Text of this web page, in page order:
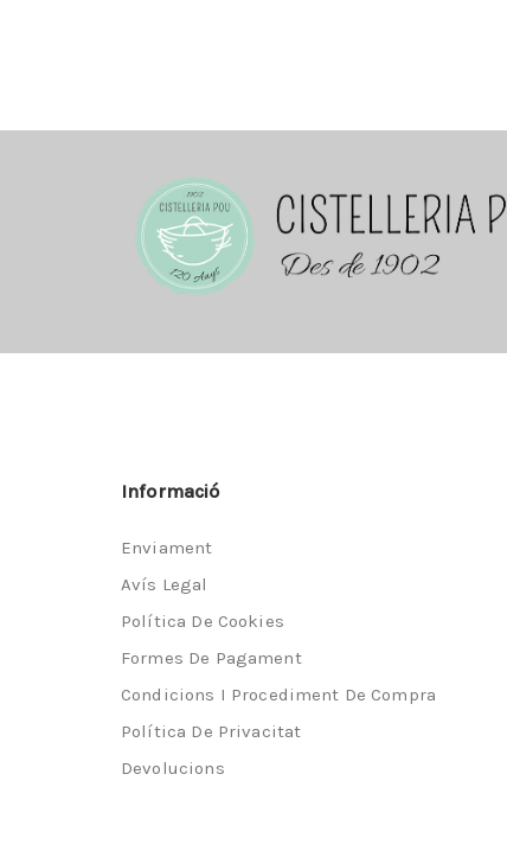
Informació
Enviament
Avís Legal
Política De Cookies
Formes De Pagament
Condicions I Procediment De Compra
Política De Privacitat
Devolucions